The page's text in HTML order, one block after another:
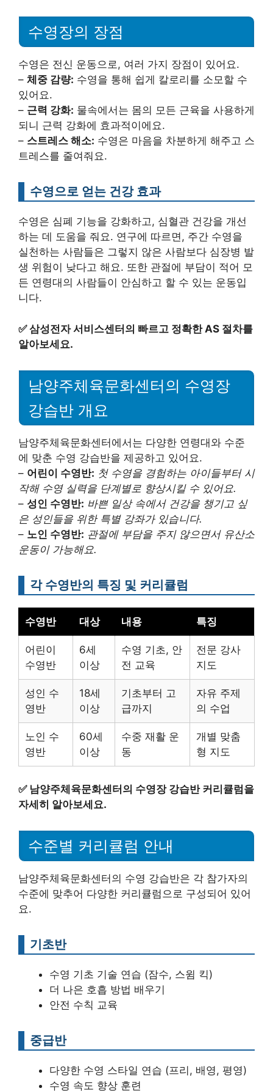
수영장의 장점
수영은 전신 운동으로, 여러 가지 장점이 있어요.
– 체중 감량: 수영을 통해 쉽게 칼로리를 소모할 수
있어요.
– 근력 강화: 물속에서는 몸의 모든 근육을 사용하게
되니 근력 강화에 효과적이에요.
– 스트레스 해소: 수영은 마음을 차분하게 해주고 스
트레스를 줄여줘요.
수영으로 얻는 건강 효과
수영은 심폐 기능을 강화하고, 심혈관 건강을 개선
하는 데 도움을 줘요. 연구에 따르면, 주간 수영을
실천하는 사람들은 그렇지 않은 사람보다 심장병 발
생 위험이 낮다고 해요. 또한 관절에 부담이 적어 모
든 연령대의 사람들이 안심하고 할 수 있는 운동입
니다.
✅삼성전자 서비스센터의 빠르고 정확한 AS 절차를
알아보세요.
남양주체육문화센터의 수영장
강습반 개요
남양주체육문화센터에서는 다양한 연령대와 수준
에 맞춘 수영 강습반을 제공하고 있어요.
– 어린이 수영반: 첫 수영을 경험하는 아이들부터 시
작해 수영 실력을 단계별로 향상시킬 수 있어요.
– 성인 수영반: 바쁜 일상 속에서 건강을 챙기고 싶
은 성인들을 위한 특별 강좌가 있습니다.
– 노인 수영반: 관절에 부담을 주지 않으면서 유산소
운동이 가능해요.
각 수영반의 특징 및 커리큘럼
수영반 대상 내용 특징
어린이
수영반
6세
이상
수영 기초, 안
전 교육
전문 강사
지도
성인 수
영반
18세
이상
기초부터 고
급까지
자유 주제
의 수업
노인 수
영반
60세
이상
수중 재활 운
동
개별 맞춤
형 지도
✅ 남양주체육문화센터의 수영장 강습반 커리큘럼을
자세히 알아보세요.
수준별 커리큘럼 안내
남양주체육문화센터의 수영 강습반은 각 참가자의
수준에 맞추어 다양한 커리큘럼으로 구성되어 있어
요.
기초반
수영 기초 기술 연습 (잠수, 스윔 킥)
더 나은 호흡 방법 배우기
안전 수칙 교육
중급반
다양한 수영 스타일 연습 (프리, 배영, 평영)
수영 속도 향상 훈련